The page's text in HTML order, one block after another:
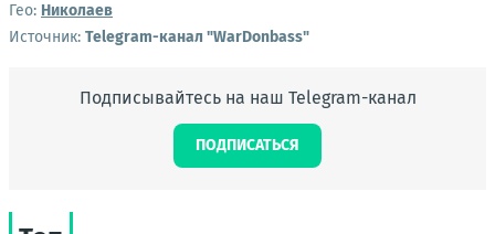
Гео: Николаев
Источник: Telegram-канал "WarDonbass"
Подписывайтесь на наш Telegram-канал
ПОДПИСАТЬСЯ